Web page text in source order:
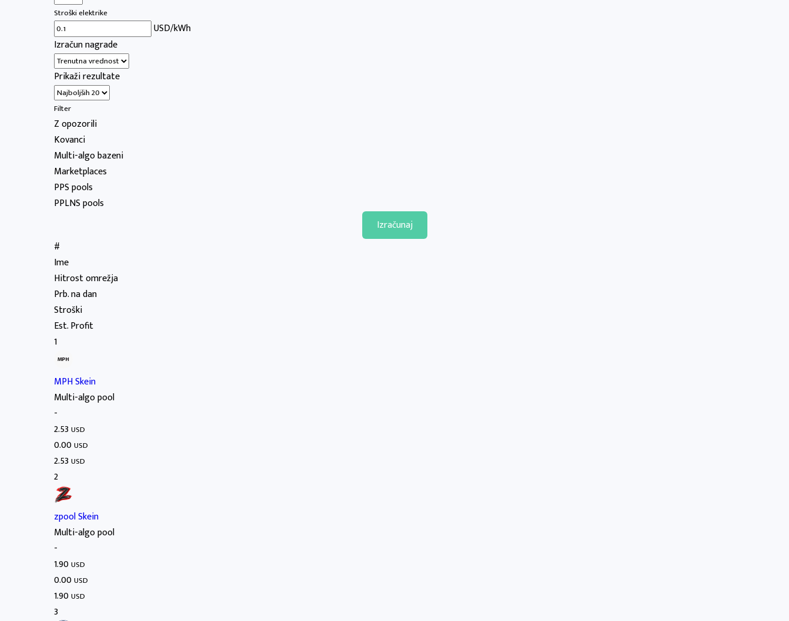
Stroški elektrike
USD/kWh
Izračun nagrade
Prikaži rezultate
Filter
Z opozorili
Kovanci
Multi-algo bazeni
Marketplaces
PPS pools
PPLNS pools
#
Ime
Hitrost omrežja
Prb. na dan
Stroški
Est. Profit
1
MPH Skein
Multi-algo pool
-
2.53 USD
0.00USD
2.53 USD
2
zpool Skein
Multi-algo pool
-
1.90USD
0.00USD
1.90USD
3